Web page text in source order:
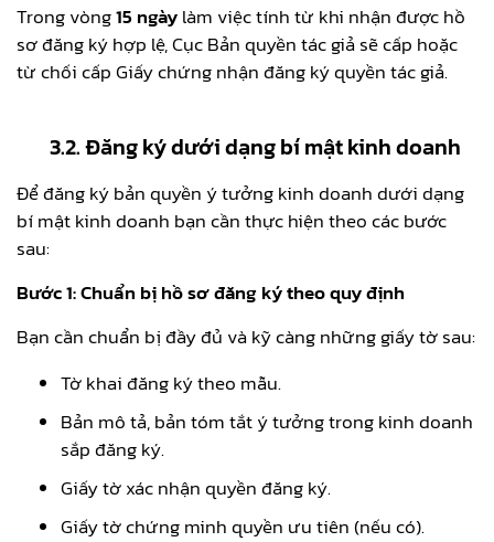
Trong vòng15 ngàylàm việc tính từ khi nhận được hồ
sơ đăng ký hợp lệ, Cục Bản quyền tác giả sẽ cấp hoặc
từ chối cấp Giấy chứng nhận đăng ký quyền tác giả.
3.2. Đăng ký dưới dạng bí mật kinh doanh
Để đăng ký bản quyền ý tưởng kinh doanh dưới dạng
bí mật kinh doanh bạn cần thực hiện theo các bước
sau:
Bước 1: Chuẩn bị hồ sơ đăng ký theo quy định
Bạn cần chuẩn bị đầy đủ và kỹ càng những giấy tờ sau:
Tờ khai đăng ký theo mẫu.
Bản mô tả, bản tóm tắt ý tưởng trong kinh doanh
sắp đăng ký.
Giấy tờ xác nhận quyền đăng ký.
Giấy tờ chứng minh quyền ưu tiên (nếu có).